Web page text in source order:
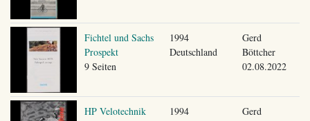
Fichtel und Sachs
Prospekt
9 Seiten
1994
Deutschland
Gerd
Böttcher
02.08.2022
HP Velotechnik
1994
Gerd